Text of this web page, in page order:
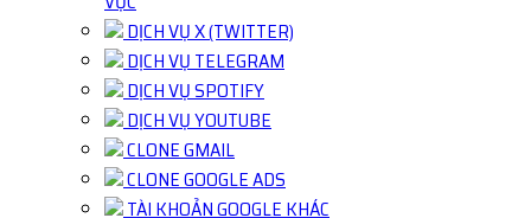
DỊCH VỤ X (TWITTER)
DỊCH VỤ TELEGRAM
DỊCH VỤ SPOTIFY
DỊCH VỤ YOUTUBE
CLONE GMAIL
CLONE GOOGLE ADS
TÀI KHOẢN GOOGLE KHÁC